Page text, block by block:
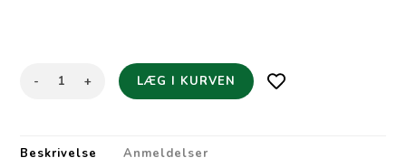
- +
Beskrivelse Anmeldelser